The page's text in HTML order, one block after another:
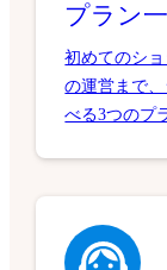
プラン
初めてのシ
の運営まで
べる3つのプ